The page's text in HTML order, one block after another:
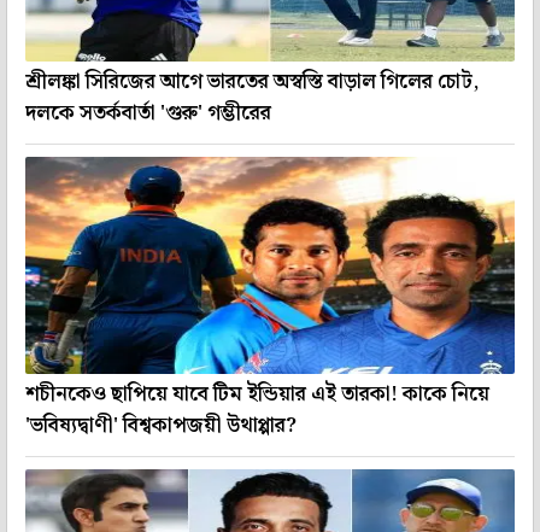
শ্রীলঙ্কা সিরিজের আগে ভারতের অস্বস্তি বাড়াল গিলের চোট,
দলকে সতর্কবার্তা 'গুরু' গম্ভীরের
শচীনকেও ছাপিয়ে যাবে টিম ইন্ডিয়ার এই তারকা! কাকে নিয়ে
'ভবিষ্যদ্বাণী' বিশ্বকাপজয়ী উথাপ্পার?